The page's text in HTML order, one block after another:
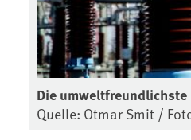
Die
Quelle: Otmar Smit /